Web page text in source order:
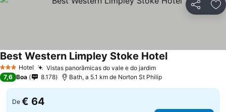
Partilhar
3 EstrelasHotel Vistas panorâmicas do vale e do jardim
Best Western Limpley Stoke Hotel
7,6 Boa 8.178 Bath, a 5.1 km de Norton St Philip
De € 64